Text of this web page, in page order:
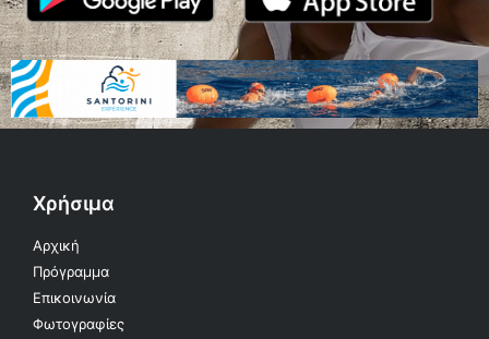
Χρήσιμα
Αρχική
Πρόγραμμα
Επικοινωνία
Φωτογραφίες